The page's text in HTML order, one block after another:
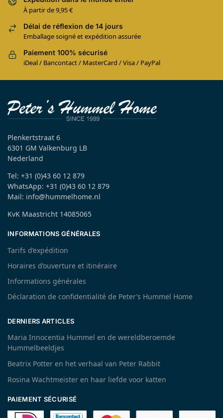
À partir de 9,95 €
Délai de réflexion de 14 jours
Emballage soigné et expédition assurée
Paiement 100% sécurisé
iDeal / Bancontact / MasterCard / Visa / PayPal
Plenkertstraat 6
6301 GM Valkenburg LB
Nederland
Tel: +31 (0)43 60 12 879
WhatsApp: +31 (0)43 60 12 879
Mail: info@hummelhome.nl
KvK Maastricht 14085065
INFORMATIONS GÉNÉRALES
Tarifs d’expédition
Horaires d’ouverture et itinéraire
Informations générales
Déclaration de confidentialité de Peter’s Hummel Home
DERNIERS ARTICLES
Maria Innocentia Hummel en de wereldberoemde
Hummelbeeldjes
Beatrix Potter en het verhaal van Peter Rabbit
Rosina Wachtmeister en haar liefde voor katten
PAIEMENT SÉCURISÉ